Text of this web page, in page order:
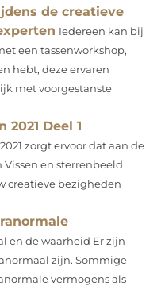
de creatieve
Iedereen kan bij
een tassenworkshop,
hebt, deze ervaren
met voorgestanste
2021 Deel 1
zorgt ervoor dat aan de
en sterrenbeeld
creatieve bezigheden
en de waarheid Er zijn
zijn. Sommige
vermogens als